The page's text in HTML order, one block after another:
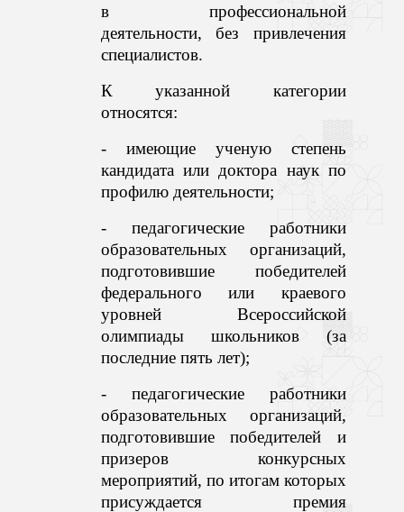
в профессиональной
деятельности, без привлечения
специалистов.
К указанной категории
относятся:
- имеющие ученую степень
кандидата или доктора наук по
профилю деятельности;
- педагогические работники
образовательных организаций,
подготовившие победителей
федерального или краевого
уровней Всероссийской
олимпиады школьников (за
последние пять лет);
- педагогические работники
образовательных организаций,
подготовившие победителей и
призеров конкурсных
мероприятий, по итогам которых
присуждается премия